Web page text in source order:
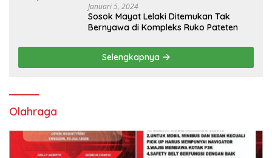
Januari 5, 2024
Sosok Mayat Lelaki Ditemukan Tak
Bernyawa di Kompleks Ruko Pateten
Selengkapnya
Olahraga